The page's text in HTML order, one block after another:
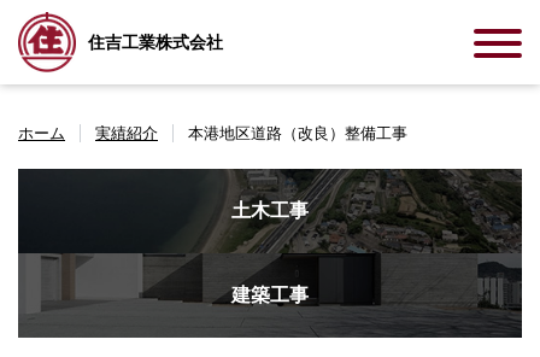
住吉工業株式会社
ホーム 実績紹介 本港地区道路（改良）整備工事
土木工事
建築工事